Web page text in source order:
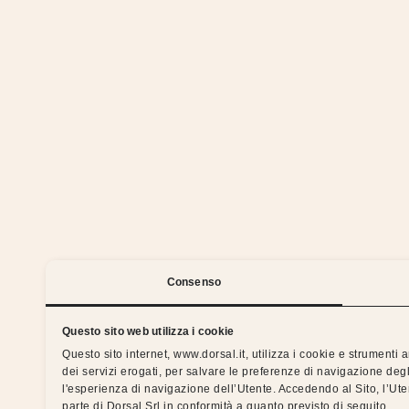
Consenso
Questo sito web utilizza i cookie
Questo sito internet, www.dorsal.it, utilizza i cookie e strumenti
dei servizi erogati, per salvare le preferenze di navigazione
l'esperienza di navigazione dell’Utente. Accedendo al Sito,
Silent nights with the Dorsal